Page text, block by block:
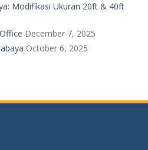
Modifikasi Ukuran 20ft & 40ft
December 7, 2025
October 6, 2025